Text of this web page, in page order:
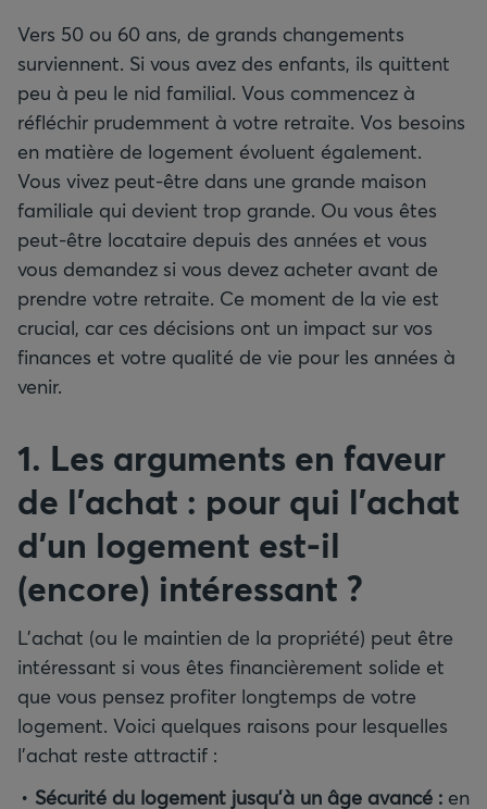
Vers 50 ou 60 ans, de grands changements
surviennent. Si vous avez des enfants, ils quittent
peu à peu le nid familial. Vous commencez à
réfléchir prudemment à votre retraite. Vos besoins
en matière de logement évoluent également.
Vous vivez peut-être dans une grande maison
familiale qui devient trop grande. Ou vous êtes
peut-être locataire depuis des années et vous
vous demandez si vous devez acheter avant de
prendre votre retraite. Ce moment de la vie est
crucial, car ces décisions ont un impact sur vos
finances et votre qualité de vie pour les années à
venir.
1. Les arguments en faveur
de l’achat : pour qui l’achat
d’un logement est-il
(encore) intéressant ?
L’achat (ou le maintien de la propriété) peut être
intéressant si vous êtes financièrement solide et
que vous pensez profiter longtemps de votre
logement. Voici quelques raisons pour lesquelles
l’achat reste attractif :
Sécurité du logement jusqu’à un âge avancé : en